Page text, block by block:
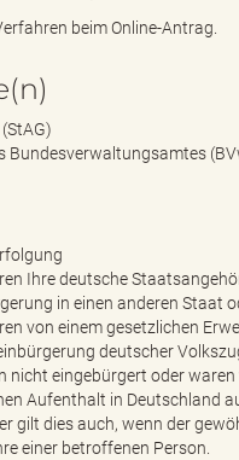
n
e
beim Online-Antrag.
Bundesverwaltungsamtes
Ihre deutsche
in einen anderen Staat
von einem gesetzlichen
deutscher
nicht eingebürgert oder
Aufenthalt in Deutschland
gilt dies auch, wenn der
einer betroffenen Person.